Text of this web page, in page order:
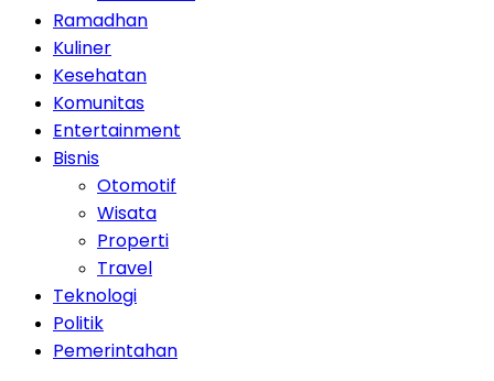
Ramadhan
Kuliner
Kesehatan
Komunitas
Entertainment
Bisnis
Otomotif
Wisata
Properti
Travel
Teknologi
Politik
Pemerintahan